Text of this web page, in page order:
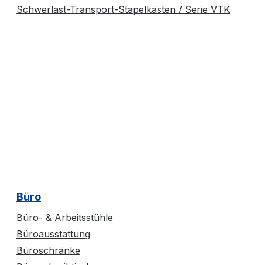
Schwerlast-Transport-Stapelkästen / Serie VTK
Büro
Büro- & Arbeitsstühle
Büroausstattung
Büroschränke